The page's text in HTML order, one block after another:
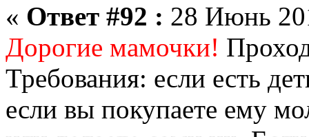
« Ответ #92 : 28 Июнь
Дорогие мамочки!
Требования: если есть
если вы покупаете ему